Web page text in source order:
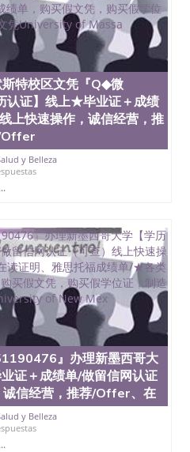
.
、成绩单文凭、改成绩、
证、成绩单、文凭、学历
历书制作、假制作、办
文凭、文凭毕业证、毕业
证、使馆证明、使馆留学
、学历认证、文凭认证学
留学生学位认证、英国文
洲文凭学历、加拿大文凭
微信：
毕业证（San Jose State
成绩单（ San Jose State
成绩单（San Jose State
立大学文凭（San Jose
立大学（San Jose State
（San Jose State
（ San Jose State
（San Jose State
文凭（San Jose State
文凭（San Jose State
大学文凭（San Jose
立大学学历（ San Jose
立大学学历（San Jose
立大学学历（San Jose
大学学历（San Jose
立大学（San Jose State
特校区文凭『Q◆微
认证】线上★毕业证＋成绩
上快速操作，诚信经营，推
y Belleza
...
』办理新墨西哥大
证＋成绩单/做留信网认证
诚信经营，推荐/Offer、在
y Belleza
...